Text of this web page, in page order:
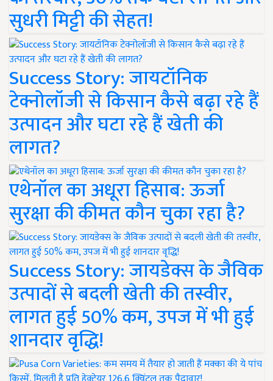
सुधरी मिट्टी की सेहत!
Success Story: जायटॉनिक
टेक्नोलॉजी से किसान कैसे बढ़ा रहे हैं
उत्पादन और घटा रहे हैं खेती की
लागत?
एथेनॉल का अधूरा हिसाब: ऊर्जा
सुरक्षा की कीमत कौन चुका रहा है?
Success Story: जायडेक्स के जैविक
उत्पादों से बदली खेती की तस्वीर,
लागत हुई 50% कम, उपज में भी हुई
शानदार वृद्धि!